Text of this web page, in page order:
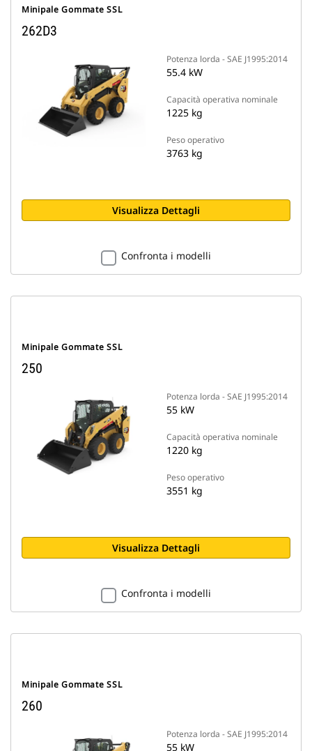
Minipale Gommate SSL
262D3
Potenza lorda - SAE J1995:2014
55.4 kW
Capacità operativa nominale
1225 kg
Peso operativo
3763 kg
Visualizza Dettagli
Confronta i modelli
Minipale Gommate SSL
250
Potenza lorda - SAE J1995:2014
55 kW
Capacità operativa nominale
1220 kg
Peso operativo
3551 kg
Visualizza Dettagli
Confronta i modelli
Minipale Gommate SSL
260
Potenza lorda - SAE J1995:2014
55 kW